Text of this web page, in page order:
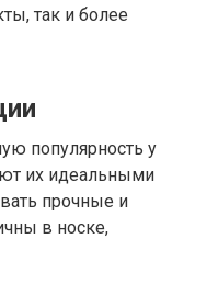
так и более
популярность у
их идеальными
прочные и
в носке,